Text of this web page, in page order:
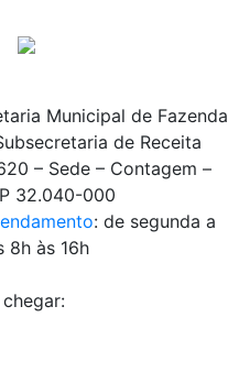
Municipal de Fazenda
de Receita
– Sede – Contagem –
32.040-000
: de segunda a
8h às 16h